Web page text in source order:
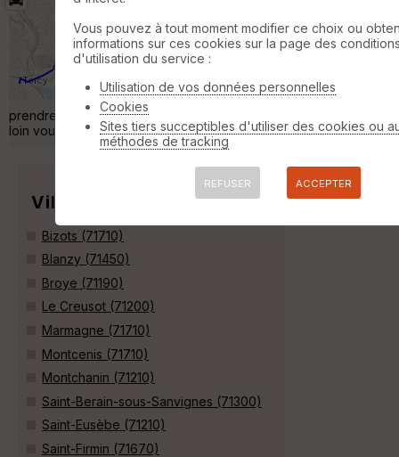
Bois
Auto 5 km
Creusot. Il est majestueux sur un rond point à
l'entrée de la ville du coté de Torcy. Là vous
prendrez la rue des Abattoirs direction Nord-Est et 4.8 km plus
loin vous serez à Montvaltin sur la commune du Breuil. »
Villes
Bizots (71710)
Blanzy (71450)
Broye (71190)
Le Creusot (71200)
Marmagne (71710)
Montcenis (71710)
Montchanin (71210)
Saint-Berain-sous-Sanvignes (71300)
Saint-Eusèbe (71210)
Saint-Firmin (71670)
Vous pouvez à tout moment modifier ce choix ou
informations sur ces cookies sur la page des
d'utilisation du service :
Utilisation de vos données personnelles
Cookies
Sites tiers succeptibles d'utiliser des cookies ou
méthodes de tracking
REFUSER ACCEPTER